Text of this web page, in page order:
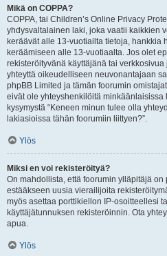
Mikä on COPPA?
COPPA, tai Children’s Online Privacy
yhdysvaltalainen laki, joka vaatii kaikkien
keräävät alle 13-vuotiailta tietoja, hankkia
keräämiseen alle 13-vuotiaalta. Jos olet
rekisteröityvänä käyttäjänä tai
yhteyttä oikeudelliseen neuvonantajaan
phpBB Limited ja tämän foorumin
eivät ole yhteyshenkilöitä
kysymystä “Keneen minun tulee olla
lakiasioissa tähän foorumiin liittyen?”.
Ylös
Miksi en voi rekisteröityä?
On mahdollista, että foorumin ylläpitäjä
estääkseen uusia vierailijoita
myös asettaa porttikiellon IP-osoitteellesi
käyttäjätunnuksen rekisteröinnin. Ota
apua.
Ylös